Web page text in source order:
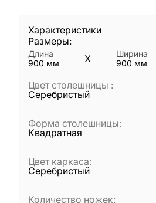
Характеристики
Размеры:
Длина
900 мм X
Ширина
900 мм
Цвет столешницы :
Серебристый
Форма столешницы:
Квадратная
Цвет каркаса:
Серебристый
Количество ножек: